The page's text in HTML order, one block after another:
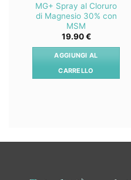
MG+ Spray al Cloruro
di Magnesio 30% con
MSM
19.90€
AGGIUNGI AL
CARRELLO